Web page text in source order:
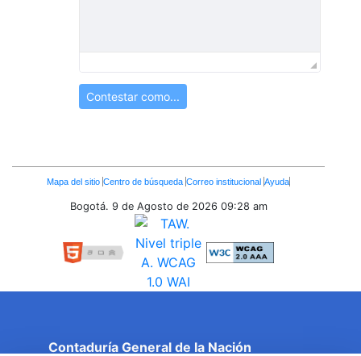
Contestar como...
Enlaces
Inferiores
Mapa del sitio Centro de búsqueda Correo institucional Ayuda
Bogotá. 9 de Agosto de 2026 09:28 am
Contaduría General de la Nación